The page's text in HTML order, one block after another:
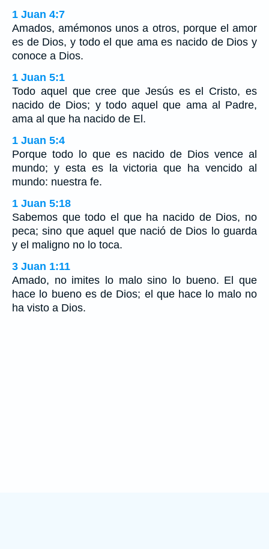
1 Juan 4:7
Amados, amémonos unos a otros, porque el amor
es de Dios, y todo el que ama es nacido de Dios y
conoce a Dios.
1 Juan 5:1
Todo aquel que cree que Jesús es el Cristo, es
nacido de Dios; y todo aquel que ama al Padre,
ama al que ha nacido de El.
1 Juan 5:4
Porque todo lo que es nacido de Dios vence al
mundo; y esta es la victoria que ha vencido al
mundo: nuestra fe.
1 Juan 5:18
Sabemos que todo el que ha nacido de Dios, no
peca; sino que aquel que nació de Dios lo guarda
y el maligno no lo toca.
3 Juan 1:11
Amado, no imites lo malo sino lo bueno. El que
hace lo bueno es de Dios; el que hace lo malo no
ha visto a Dios.